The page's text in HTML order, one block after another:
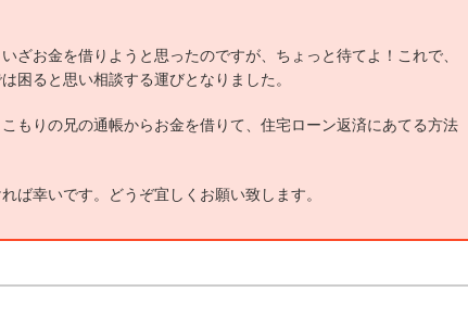
ざお金を借りようと思ったのですが、ちょっと待てよ！これで、
困ると思い相談する運びとなりました。
もりの兄の通帳からお金を借りて、住宅ローン返済にあてる方法
ば幸いです。どうぞ宜しくお願い致します。